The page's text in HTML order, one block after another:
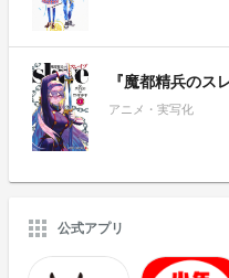
『魔都精兵のス
アニメ・実写化
公式アプリ